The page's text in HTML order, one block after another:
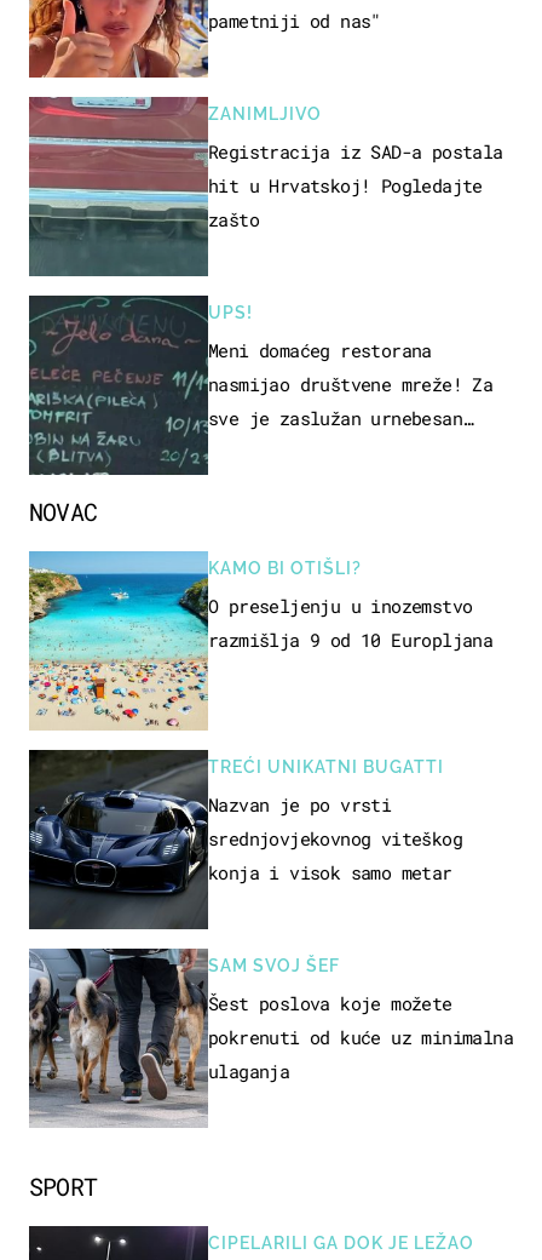
pametniji od nas"
ZANIMLJIVO
Registracija iz SAD-a postala
hit u Hrvatskoj! Pogledajte
zašto
UPS!
Meni domaćeg restorana
nasmijao društvene mreže! Za
sve je zaslužan urnebesan
SPORT
CIPELARILI GA DOK JE LEŽAO
NOVAC
KAMO BI OTIŠLI?
O preseljenju u inozemstvo
razmišlja 9 od 10 Europljana
TREĆI UNIKATNI BUGATTI
Nazvan je po vrsti
srednjovjekovnog viteškog
konja i visok samo metar
SAM SVOJ ŠEF
Šest poslova koje možete
pokrenuti od kuće uz minimalna
ulaganja